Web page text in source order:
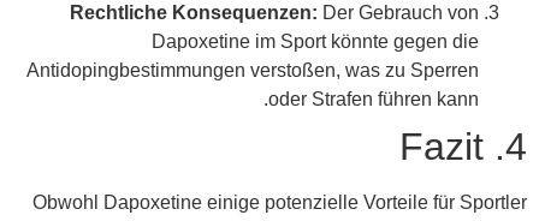
Rechtliche Konsequenzen: Der Gebrauch von
Dapoxetine im Sport könnte gegen die
Antidopingbestimmungen verstoßen, was zu Sperren
oder Strafen führen kann.
4. Fazit
Obwohl Dapoxetine einige potenzielle Vorteile für Sportler